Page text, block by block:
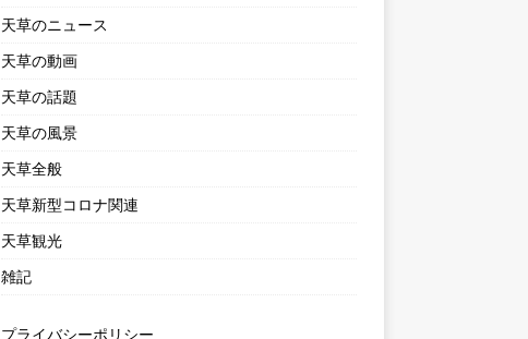
天草のニュース
天草の動画
天草の話題
天草の風景
天草全般
天草新型コロナ関連
天草観光
雑記
プライバシーポリシー